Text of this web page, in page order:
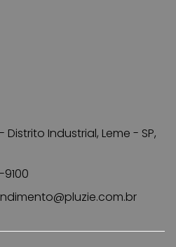
Industrial, Leme - SP,